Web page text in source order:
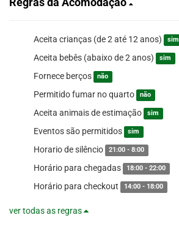
Aceita crianças (de 2 até 12 anos) sim
Aceita bebês (abaixo de 2 anos) sim
Fornece berços não
Permitido fumar no quarto não
Aceita animais de estimação sim
Eventos são permitidos sim
Horario de silêncio 21:00 - 8:00
Horário para chegadas 18:00 - 22:00
Horário para checkout 14:00 - 18:00
ver todas as regras